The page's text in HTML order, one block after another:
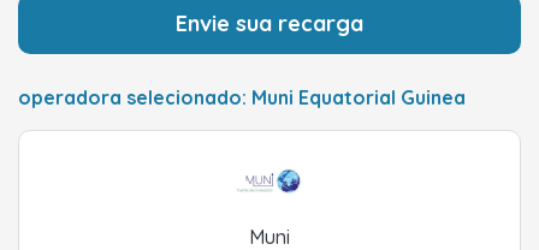
Envie sua recarga
operadora selecionado: Muni Equatorial Guinea
Muni